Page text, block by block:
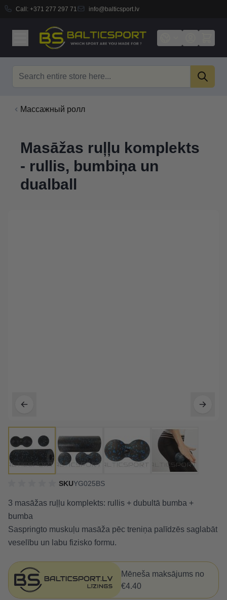
Call: +371 277 297 71 info@balticsport.lv
Массажный ролл
Masāžas ruļļu komplekts
- rullis, bumbiņa un
dualball
SKUYG025BS
3 masāžas ruļļu komplekts: rullis + dubultā bumba +
bumba
Saspringto muskuļu masāža pēc treniņa palīdzēs saglabāt
veselību un labu fizisko formu.
Mēneša maksājums no
€4.40